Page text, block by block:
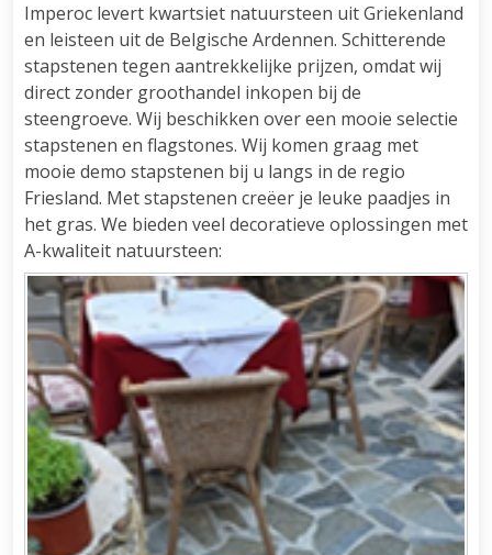
Imperoc levert kwartsiet natuursteen uit Griekenland
en leisteen uit de Belgische Ardennen. Schitterende
stapstenen tegen aantrekkelijke prijzen, omdat wij
direct zonder groothandel inkopen bij de
steengroeve. Wij beschikken over een mooie selectie
stapstenen en flagstones. Wij komen graag met
mooie demo stapstenen bij u langs in de regio
Friesland. Met stapstenen creëer je leuke paadjes in
het gras. We bieden veel decoratieve oplossingen met
A-kwaliteit natuursteen: